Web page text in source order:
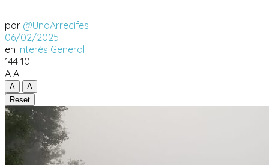
por @UnoArrecifes
06/02/2025
en Interés General
144 10
A A
A
A
Reset